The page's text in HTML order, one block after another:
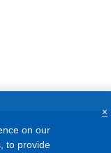
on our
to provide
×